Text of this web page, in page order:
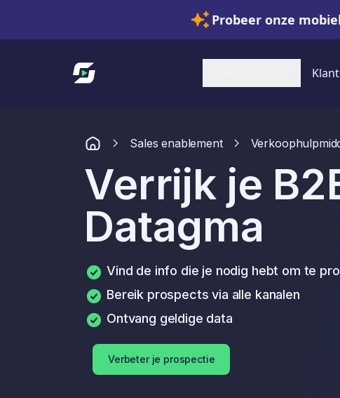
Probeer onze
Link naar startpagina
Sales enablement
Verrijk je
Datagma
Vind de info die je nodig hebt om te
Bereik prospects via alle kanalen
Ontvang geldige data
Verbeter je prospectie